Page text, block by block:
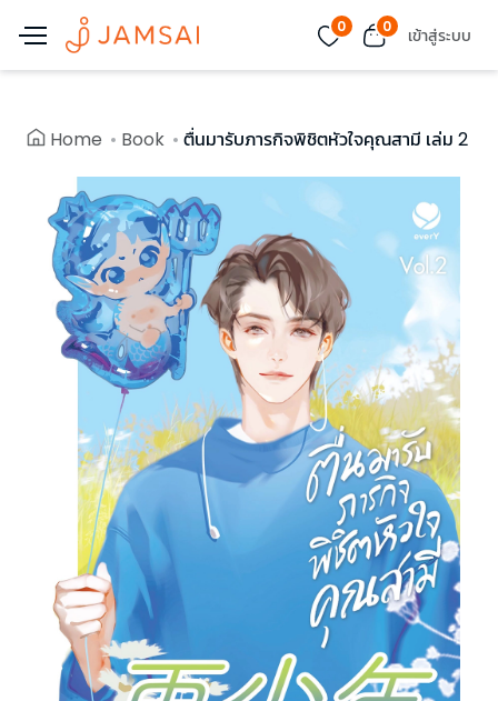
0 0 เข้าสู่ระบบ
Home Book ตื่นมารับภารกิจพิชิตหัวใจคุณสามี เล่ม 2